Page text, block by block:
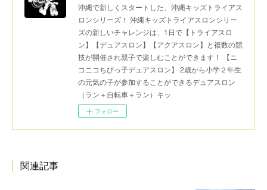
沖縄で新しくスタートした、沖縄キッズトライアス
ロンシリーズ！ 沖縄キッズトライアスロンシリー
ズの新しいチャレンジは、1日で【トライアスロ
ン】【デュアスロン】【アクアスロン】と複数の競
技が開催され親子で楽しむことができます！ 【ニ
コニコちびっ子デュアスロン】 2歳から小学２年生
の元気の子が参加することができるデュアスロン
（ラン＋自転車＋ラン）キッ
フォロー
関連記事